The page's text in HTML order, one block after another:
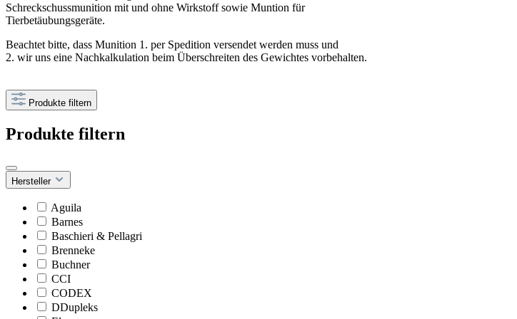
Schreckschussmunition mit und ohne Wirkstoff sowie Muntion für
Tierbetäubungsgeräte.
Beachtet bitte, dass Munition 1. per Spedition versendet werden muss und
2. wir uns eine Nachkalkulation beim Überschreiten des Gewichtes vorbehalten.
Produkte filtern
Produkte filtern
Hersteller
Aguila
Barnes
Baschieri & Pellagri
Brenneke
Buchner
CCI
CODEX
DDupleks